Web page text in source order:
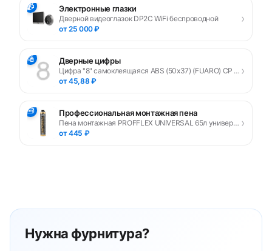
📹 Электронные глазки
Дверной видеоглазок DP2C WiFi беспроводной
от 25 000 ₽
›
🔢 Дверные цифры
Цифра "8" самоклеящаяся ABS (50х37) (FUARO) CP хром
от 45,88 ₽
›
🧰 Профессиональная монтажная пена
Пена монтажная PROFFLEX UNIVERSAL 65л универсальная
от 445 ₽
›
Нужна фурнитура?